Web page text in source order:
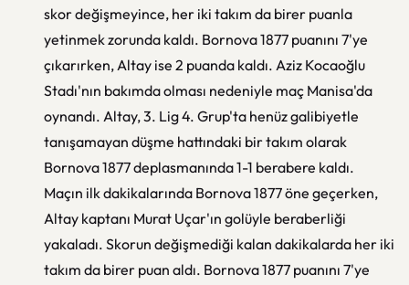
skor değişmeyince, her iki takım da birer puanla
yetinmek zorunda kaldı. Bornova 1877 puanını 7'ye
çıkarırken, Altay ise 2 puanda kaldı. Aziz Kocaoğlu
Stadı'nın bakımda olması nedeniyle maç Manisa'da
oynandı. Altay, 3. Lig 4. Grup'ta henüz galibiyetle
tanışamayan düşme hattındaki bir takım olarak
Bornova 1877 deplasmanında 1-1 berabere kaldı.
Maçın ilk dakikalarında Bornova 1877 öne geçerken,
Altay kaptanı Murat Uçar'ın golüyle beraberliği
yakaladı. Skorun değişmediği kalan dakikalarda her iki
takım da birer puan aldı. Bornova 1877 puanını 7'ye